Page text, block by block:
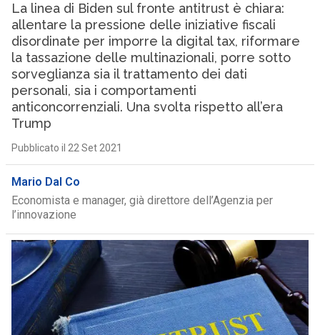
La linea di Biden sul fronte antitrust è chiara:
allentare la pressione delle iniziative fiscali
disordinate per imporre la digital tax, riformare
la tassazione delle multinazionali, porre sotto
sorveglianza sia il trattamento dei dati
personali, sia i comportamenti
anticoncorrenziali. Una svolta rispetto all’era
Trump
Pubblicato il 22 Set 2021
Mario Dal Co
Economista e manager, già direttore dell’Agenzia per
l’innovazione